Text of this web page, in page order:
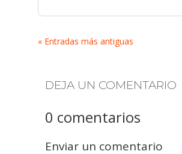
« Entradas más antiguas
DEJA UN COMENTARIO
0 comentarios
Enviar un comentario